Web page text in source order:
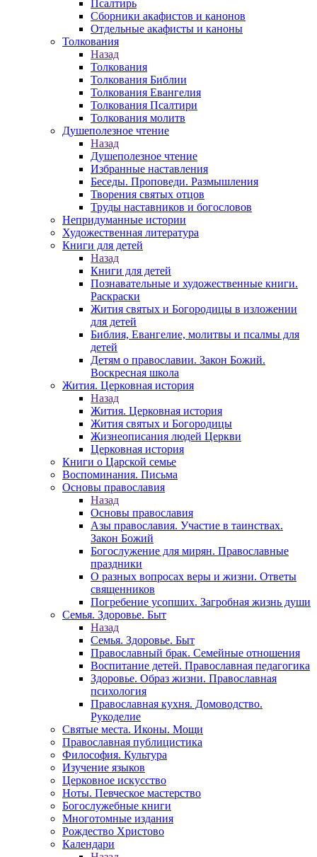
Псалтирь
Сборники акафистов и канонов
Отдельные акафисты и каноны
Толкования
Назад
Толкования
Толкования Библии
Толкования Евангелия
Толкования Псалтири
Толкования молитв
Душеполезное чтение
Назад
Душеполезное чтение
Избранные наставления
Беседы. Проповеди. Размышления
Творения святых отцов
Труды наставников и богословов
Непридуманные истории
Художественная литература
Книги для детей
Назад
Книги для детей
Познавательные и художественные книги.
Раскраски
Жития святых и Богородицы в изложении
для детей
Библия, Евангелие, молитвы и псалмы для
детей
Детям о православии. Закон Божий.
Воскресная школа
Жития. Церковная история
Назад
Жития. Церковная история
Жития святых и Богородицы
Жизнеописания людей Церкви
Церковная история
Книги о Царской семье
Воспоминания. Письма
Основы православия
Назад
Основы православия
Азы православия. Участие в таинствах.
Закон Божий
Богослужение для мирян. Православные
праздники
О разных вопросах веры и жизни. Ответы
священников
Погребение усопших. Загробная жизнь души
Семья. Здоровье. Быт
Назад
Семья. Здоровье. Быт
Православный брак. Семейные отношения
Воспитание детей. Православная педагогика
Здоровье. Образ жизни. Православная
психология
Православная кухня. Домоводство.
Рукоделие
Святые места. Иконы. Мощи
Православная публицистика
Философия. Культура
Изучение языков
Церковное искусство
Ноты. Певческое мастерство
Богослужебные книги
Многотомные издания
Рождество Христово
Календари